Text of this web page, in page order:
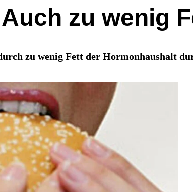
zu wenig
zu wenig Fett der Hormonhaushalt